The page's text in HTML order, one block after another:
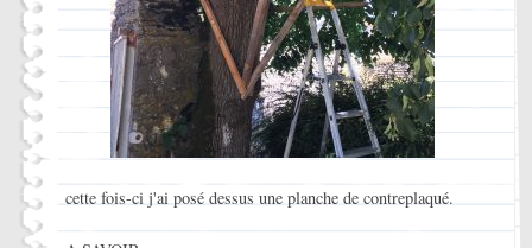
cette fois-ci j'ai posé dessus une planche de contreplaqué.